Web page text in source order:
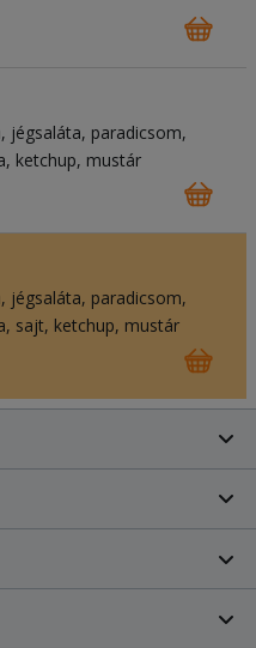
jégsaláta paradicsom
ketchup mustár
jégsaláta paradicsom
sajt ketchup mustár